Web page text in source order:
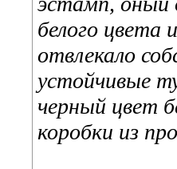
белого
отвлекало
устойчивые
черный цвет
коробки из